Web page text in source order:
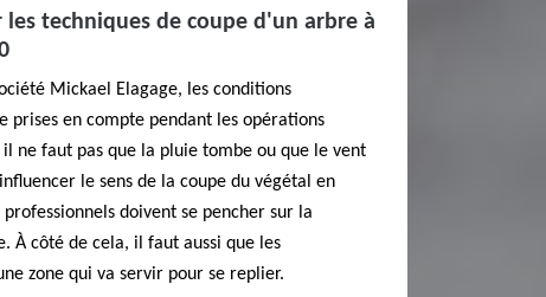
techniques de coupe d'un arbre à
Mickael Elagage, les conditions
prises en compte pendant les opérations
ne faut pas que la pluie tombe ou que le vent
le sens de la coupe du végétal en
doivent se pencher sur la
À côté de cela, il faut aussi que les
zone qui va servir pour se replier.